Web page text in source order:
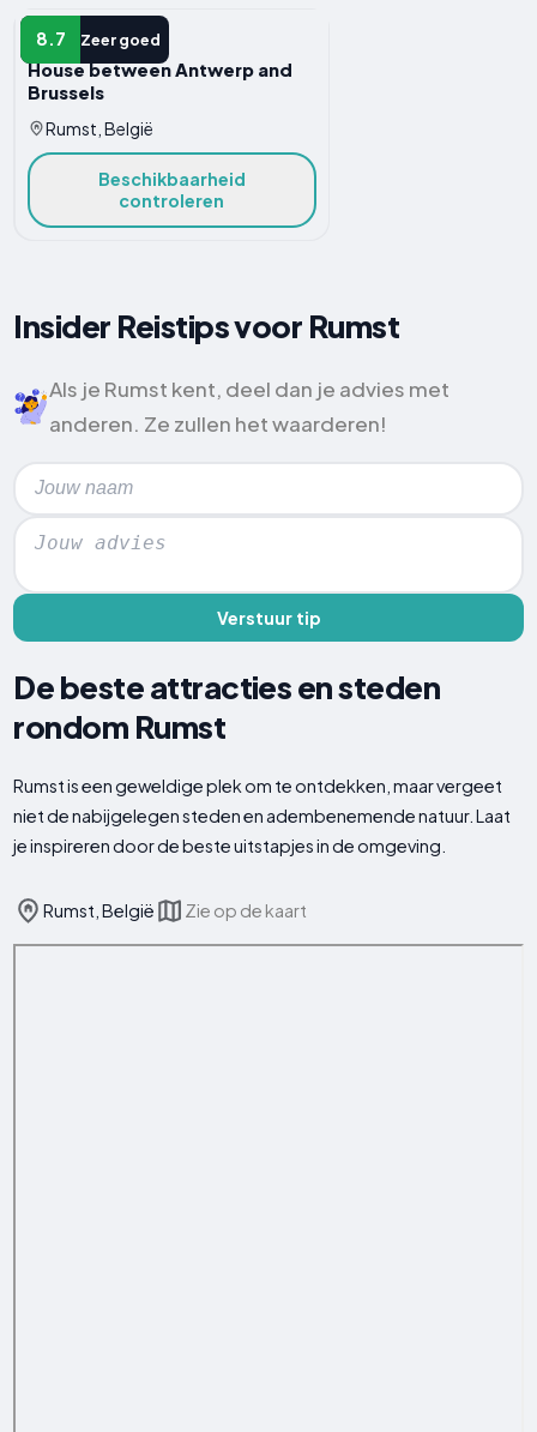
8.7 Zeer goed
HOTEL
House between Antwerp and
Brussels
Rumst, België
Beschikbaarheid
controleren
Insider Reistips voor Rumst
Als je Rumst kent, deel dan je advies met
anderen. Ze zullen het waarderen!
Verstuur tip
De beste attracties en steden
rondom Rumst
Rumst is een geweldige plek om te ontdekken, maar vergeet
niet de nabijgelegen steden en adembenemende natuur. Laat
je inspireren door de beste uitstapjes in de omgeving.
Rumst, België Zie op de kaart